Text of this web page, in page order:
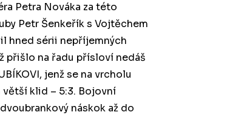
Petra Nováka za této
Petr Šenkeřík s Vojtěchem
hned sérii nepříjemných
přišlo na řadu přísloví nedáš
jenž se na vrcholu
klid – 5:3. Bojovní
náskok až do